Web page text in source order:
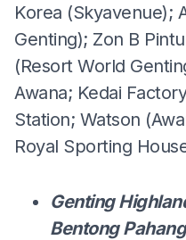
Korea (Skyavenue);
Genting); Zon B
(Resort World
Awana; Kedai
Station; Watson
Royal Sporting
Genting
Bentong